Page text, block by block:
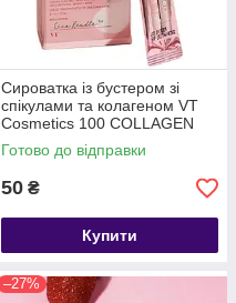
Сироватка із бустером зі
спікулами та колагеном VT
Cosmetics 100 COLLAGEN
REEDLE SHOT 2ml
Готово до відправки
50 ₴
Купити
–27%